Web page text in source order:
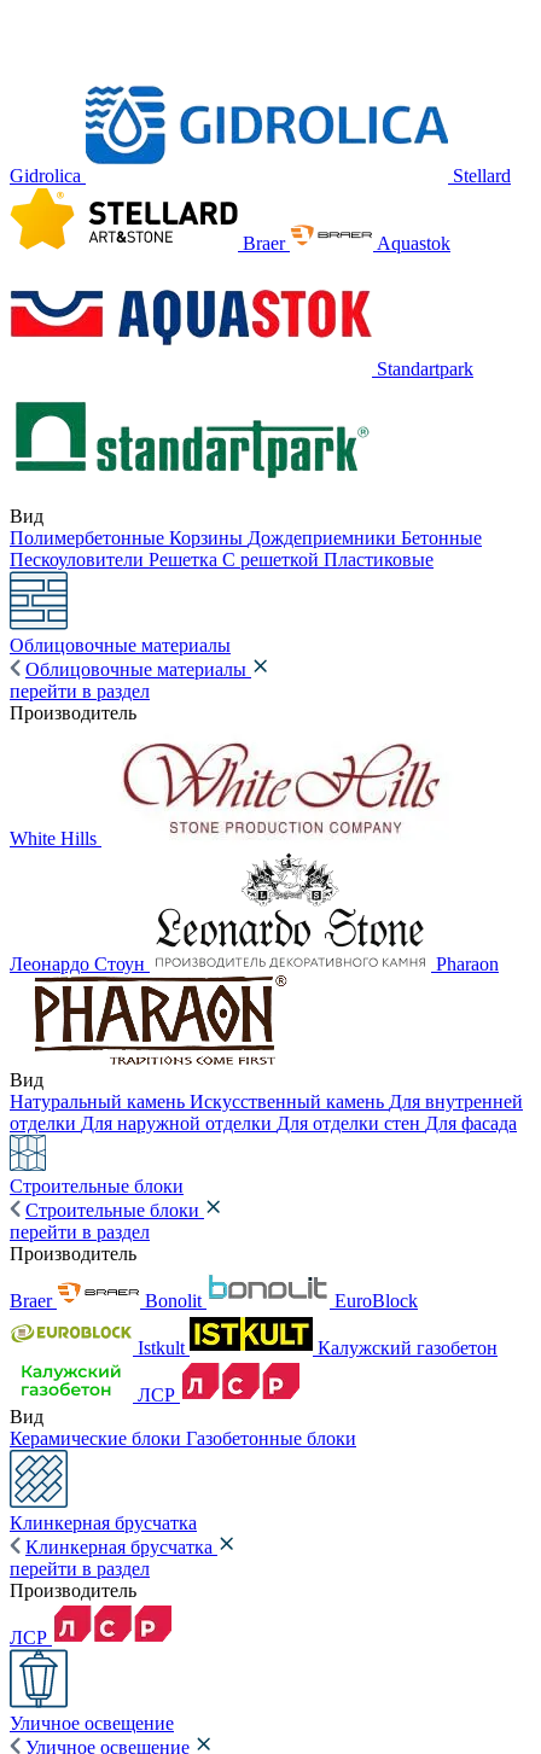
Gidrolica Stellard
Braer Aquastok
Standartpark
Вид
Полимербетонные Корзины Дождеприемники Бетонные
Пескоуловители Решетка С решеткой Пластиковые
Облицовочные материалы
Облицовочные материалы
перейти в раздел
Производитель
White Hills
Леонардо Стоун Pharaon
Вид
Натуральный камень Искусственный камень Для внутренней
отделки Для наружной отделки Для отделки стен Для фасада
Строительные блоки
Строительные блоки
перейти в раздел
Производитель
Braer Bonolit EuroBlock
Istkult Калужский газобетон
ЛСР
Вид
Керамические блоки Газобетонные блоки
Клинкерная брусчатка
Клинкерная брусчатка
перейти в раздел
Производитель
ЛСР
Уличное освещение
Уличное освещение